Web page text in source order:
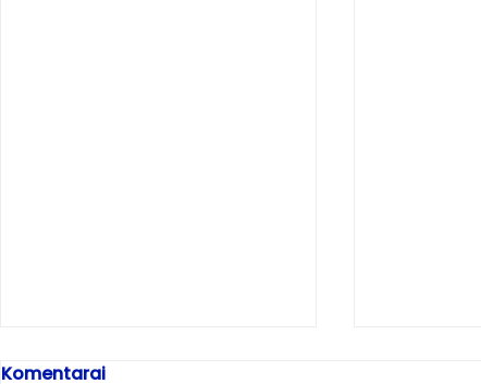
Komentarai